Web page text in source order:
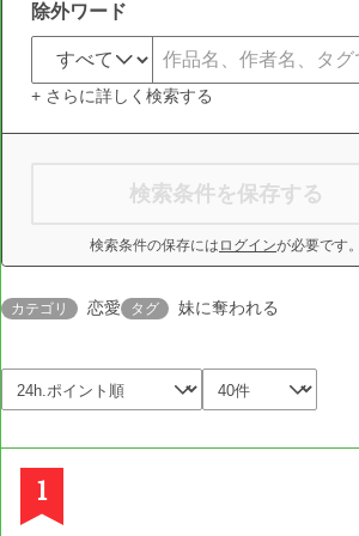
除外ワード
+ さらに詳しく検索する
検索条件を保存する
検索条件の保存には ログインが必要です。
カテゴリ 恋愛 タグ 妹に奪われる
1